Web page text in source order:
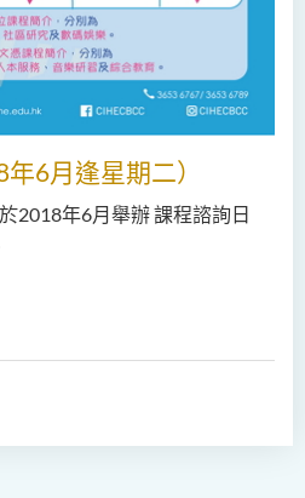
6月逢星期二）
2018年6月舉辦 課程諮詢日